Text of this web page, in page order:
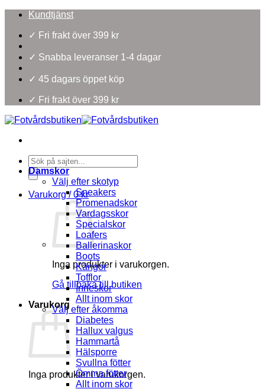
Skip
content
Kundtjänst
✓ Fri frakt över 399 kr
✓ Snabba leveranser 1-4 dagar
✓ 45 dagars öppet köp
✓ Fri frakt över 399 kr
Products
search
Varukorg /0kr
Inga produkter i varukorgen.
Gå tillbaka till butiken
Varukorg
Inga produkter i varukorgen.
Damskor
Välj efter skotyp
Sneakers
Promenadskor
Vardagsskor
Specialskor
Loafers
Ballerinaskor
Boots
Kängor
Tofflor
Inneskor
Allt inom skor
Välj efter åkomma
Diabetes
Hallux valgus
Hammartå
Hälsporre
Svullna fötter
Ömma fötter
Allt inom skor